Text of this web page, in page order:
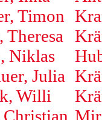
Timon
Theresa
Niklas
Julia
Willi